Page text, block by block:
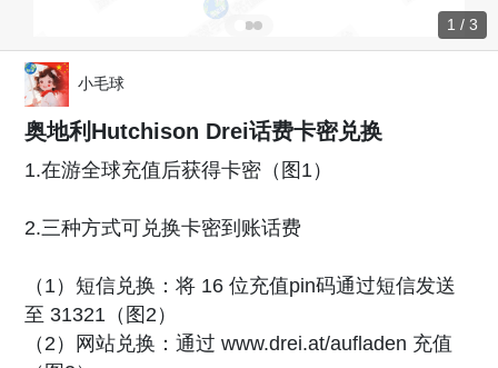
1 / 3
小毛球
奥地利Hutchison Drei话费卡密兑换
1.在游全球充值后获得卡密（图1）
2.三种方式可兑换卡密到账话费
（1）短信兑换：将 16 位充值pin码通过短信发送
至 31321（图2）
（2）网站兑换：通过 www.drei.at/aufladen 充值